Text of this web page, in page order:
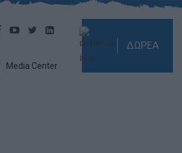
Media Center
ΔΩΡΕΑ